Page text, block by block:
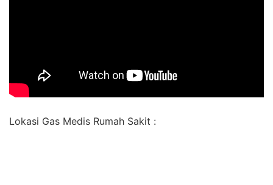
Lokasi Gas Medis Rumah Sakit :